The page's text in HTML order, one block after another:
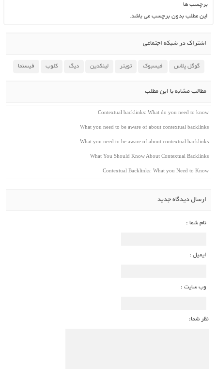
برچسب ها
این مطلب بدون برچسب می باشد.
اشتراک در شبکه اجتماعی
گوگل پلاس فیسبوک تویتر لینکدین دیگ کلوب فیسنما
مطالب مشابه با این مطلب
Contextual backlinks: What do you need to know
What you need to be aware of about contextual backlinks
What you need to be aware of about contextual backlinks
What You Should Know About Contextual Backlinks
Contextual Backlinks: What you Need to Know
ارسال دیدگاه جدید
نام شما :
ایمیل :
وب سایت :
نظر شما: